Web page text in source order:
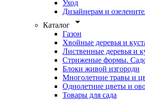
Уход
Дизайнерам и
Каталог
arrow_drop_down
Газон
Хвойные деревья и
Лиственные деревья и
Стриженые формы.
Блоки живой изгороди
Многолетние травы и
Однолетние цветы и
Товары для сада